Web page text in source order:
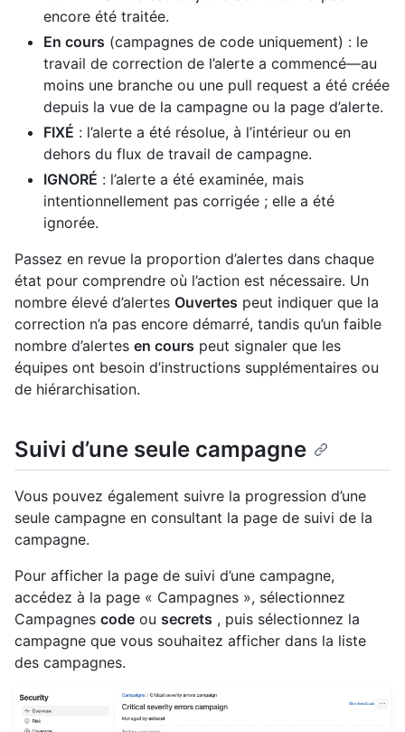
encore été traitée.
En cours (campagnes de code uniquement) : le
travail de correction de l’alerte a commencé—au
moins une branche ou une pull request a été créée
depuis la vue de la campagne ou la page d’alerte.
FIXÉ : l’alerte a été résolue, à l’intérieur ou en
dehors du flux de travail de campagne.
IGNORÉ : l’alerte a été examinée, mais
intentionnellement pas corrigée ; elle a été
ignorée.
Passez en revue la proportion d’alertes dans chaque
état pour comprendre où l’action est nécessaire. Un
nombre élevé d’alertes Ouvertes peut indiquer que la
correction n’a pas encore démarré, tandis qu’un faible
nombre d’alertes en cours peut signaler que les
équipes ont besoin d’instructions supplémentaires ou
de hiérarchisation.
Suivi d’une seule campagne
Vous pouvez également suivre la progression d’une
seule campagne en consultant la page de suivi de la
campagne.
Pour afficher la page de suivi d’une campagne,
accédez à la page « Campagnes », sélectionnez
Campagnes code ou secrets , puis sélectionnez la
campagne que vous souhaitez afficher dans la liste
des campagnes.